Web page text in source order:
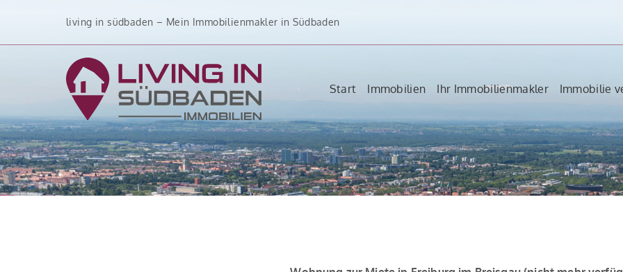
living in südbaden – Mein Immobilienmakler in Südbaden
Start Immobilien Ihr Immobilienmakler Immobilie